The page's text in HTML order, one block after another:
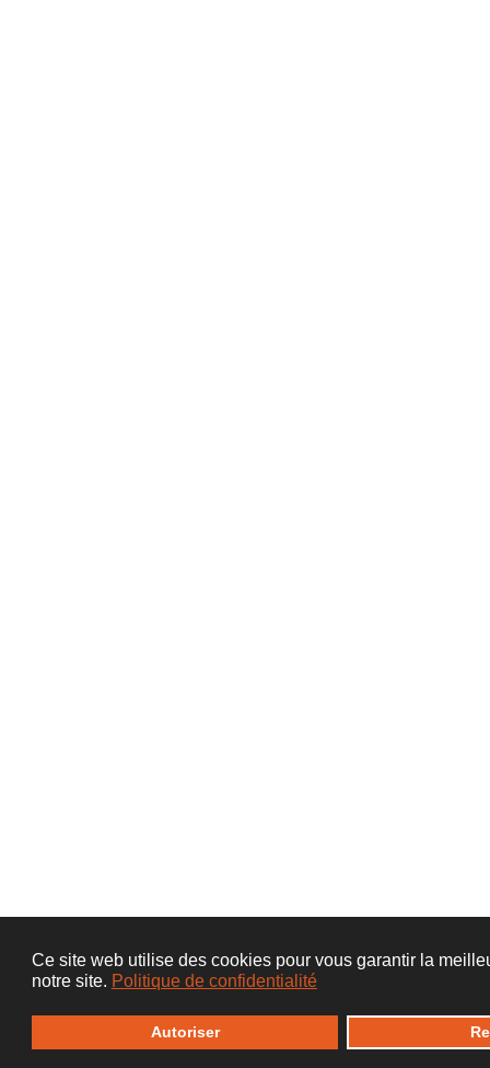
Ce site web utilise des cookies pour vous garantir la
notre site. Politique de confidentialité
Autoriser